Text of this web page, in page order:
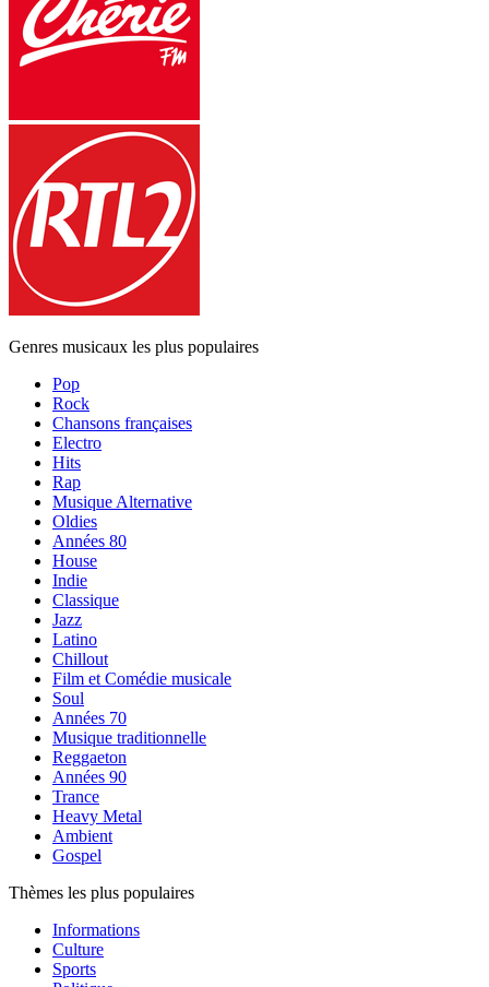
Genres musicaux les plus populaires
Pop
Rock
Chansons françaises
Electro
Hits
Rap
Musique Alternative
Oldies
Années 80
House
Indie
Classique
Jazz
Latino
Chillout
Film et Comédie musicale
Soul
Années 70
Musique traditionnelle
Reggaeton
Années 90
Trance
Heavy Metal
Ambient
Gospel
Thèmes les plus populaires
Informations
Culture
Sports